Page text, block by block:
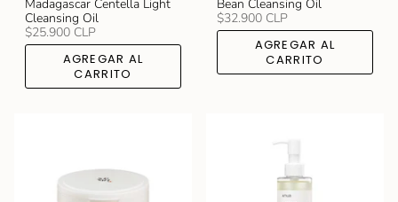
Madagascar Centella Light
Cleansing Oil
$25.900 CLP
AGREGAR AL
CARRITO
Bean Cleansing Oil
$32.900 CLP
AGREGAR AL
CARRITO